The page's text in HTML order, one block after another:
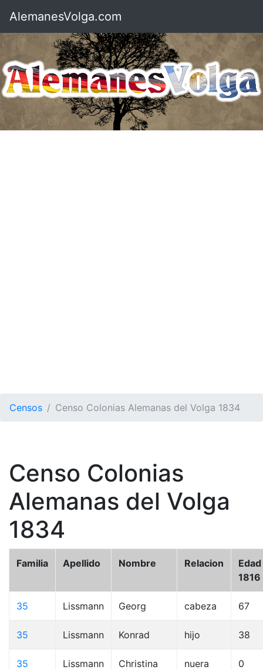
AlemanesVolga.com
Censos Censo Colonias Alemanas del Volga 1834
Censo Colonias
Alemanas del Volga
1834
Familia Apellido Nombre Relacion
Edad
1816
35 Lissmann Georg cabeza 67
35 Lissmann Konrad hijo 38
35 Lissmann Christina nuera 0